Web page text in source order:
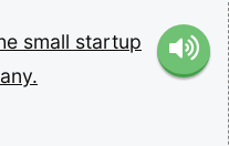
small startup